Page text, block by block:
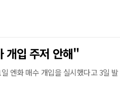
입 주저 안해"
엔화 매수 개입을 실시했다고 3일 발